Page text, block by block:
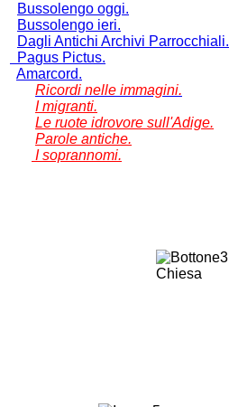
Bussolengo oggi.
Bussolengo ieri.
Dagli Antichi Archivi Parrocchiali.
Pagus Pictus.
Amarcord.
Ricordi nelle immagini.
I migranti.
Le ruote idrovore sull'Adige.
Parole antiche.
I soprannomi.